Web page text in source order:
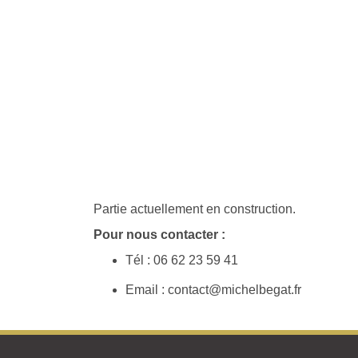
Partie actuellement en construction.
Pour nous contacter :
Tél : 06 62 23 59 41
Email : contact@michelbegat.fr